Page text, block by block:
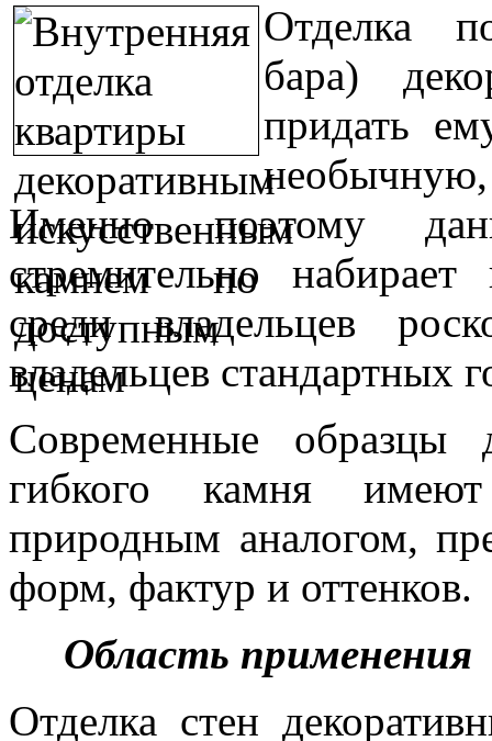
Отделка
бара)
придать
необычную,
Именно поэтому
стремительно
среди владельцев
владельцев стандартных
Современные образцы
гибкого камня
природным аналогом,
форм, фактур и оттенков.
Область применения
Отделка стен